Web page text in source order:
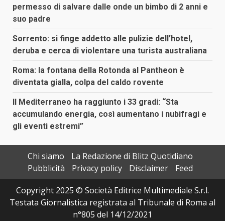
permesso di salvare dalle onde un bimbo di 2 anni e
suo padre
Sorrento: si finge addetto alle pulizie dell’hotel,
deruba e cerca di violentare una turista australiana
Roma: la fontana della Rotonda al Pantheon è
diventata gialla, colpa del caldo rovente
Il Mediterraneo ha raggiunto i 33 gradi: “Sta
accumulando energia, così aumentano i nubifragi e
gli eventi estremi”
Chi siamo
La Redazione di Blitz Quotidiano
Pubblicità
Privacy policy Disclaimer
Feed
Copyright 2025 © Società Editrice Multimediale S.r.l.
Testata Giornalistica registrata al Tribunale di Roma al
n°805 del 14/12/2021